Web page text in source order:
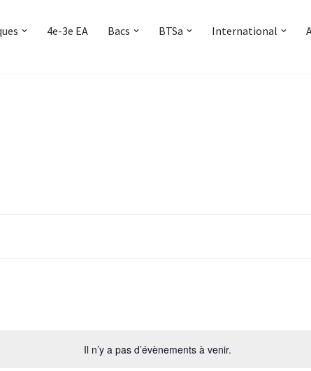
4e-3e EA Bacs BTSa International
Il n’y a pas d’évènements à venir.